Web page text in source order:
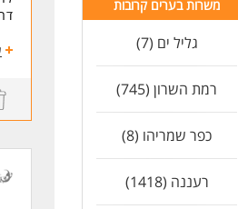
משרות בערים קרובות
גליל ים (7)
רמת השרון (745)
כפר שמריהו (8)
רעננה (1418)